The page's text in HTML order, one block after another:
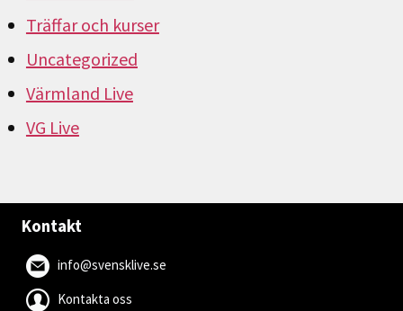
Träffar och kurser
Uncategorized
Värmland Live
VG Live
Kontakt
info@svensklive.se
Kontakta oss